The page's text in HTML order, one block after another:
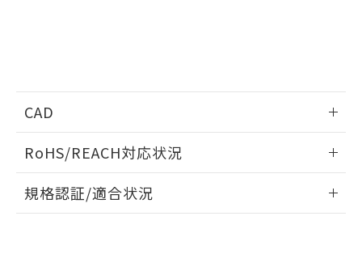
CAD
ドすることができます。
ログイン/会員登録
RoHS/REACH対応状況
EU RoHS 注意事項・凡例
規格認証/適合状況
をご了承ください。
用者の範囲」に記載されている法人を
指します。
※本証明書は発行日時点で非含有を証明す
るもので、過去に遡って非含有を証明する
ものではありません。
また、RoHS指令のフタル酸エステル類４
物質の対応では、対応完了までの期間は出